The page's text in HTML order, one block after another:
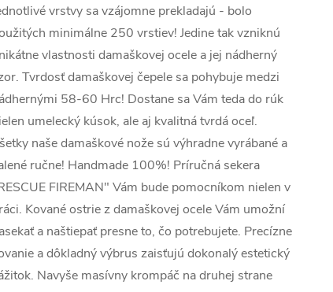
vrstvy sa vzájomne prekladajú - bolo
minimálne 250 vrstiev! Jedine tak vzniknú
vlastnosti damaškovej ocele a jej nádherný
Tvrdosť damaškovej čepele sa pohybuje medzi
58-60 Hrc! Dostane sa Vám teda do rúk
umelecký kúsok, ale aj kvalitná tvrdá oceľ.
naše damaškové nože sú výhradne vyrábané a
ručne! Handmade 100%! Príručná sekera
FIREMAN" Vám bude pomocníkom nielen v
Kované ostrie z damaškovej ocele Vám umožní
a naštiepať presne to, čo potrebujete. Precízne
a dôkladný výbrus zaisťujú dokonalý estetický
Navyše masívny krompáč na druhej strane